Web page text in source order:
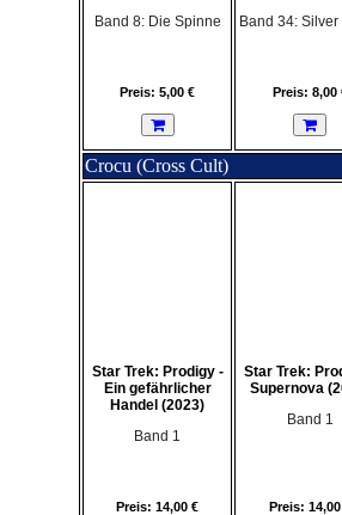
Band 8: Die Spinne
Preis: 5,00 €
Band 34: Silver
Preis: 8,00
Crocu (Cross Cult)
Star Trek: Prodigy -
Ein gefährlicher
Handel (2023)
Band 1
Preis: 14,00 €
Star Trek:
Supernova
Band 1
Preis: 14,00